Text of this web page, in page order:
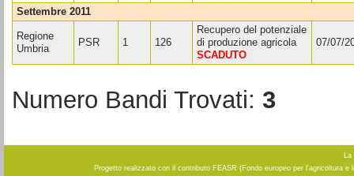
settembre 2011
Regione
Umbria
PSR 1 126
Recupero del potenziale
di produzione agricola
SCADUTO
07/07/
Numero Bandi Trovati: 3
Progetto realizzato con il contributo FEASR (Fondo europeo per l'agricoltura